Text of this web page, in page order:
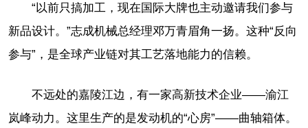
“以前只搞加工，现在国际大牌也主动邀请我们参与
新品设计。”志成机械总经理邓万青眉角一扬。这种“反向
参与”，是全球产业链对其工艺落地能力的信赖。
不远处的嘉陵江边，有一家高新技术企业——渝江
岚峰动力。这里生产的是发动机的“心房”——曲轴箱体。